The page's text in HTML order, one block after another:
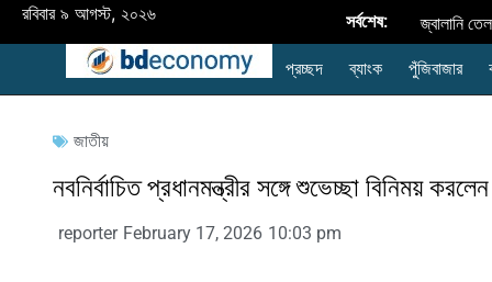
রবিবার ৯ আগস্ট, ২০২৬ সর্বশেষ: জ্বালানি
অর্ধবার্ষিক
কারখানার
প্রচ্ছদ ব্যাংক পুঁজিবাজার
জাতীয়
নবনির্বাচিত প্রধানমন্ত্রীর সঙ্গে শুভেচ্ছা বিনিময়
reporter February 17, 2026 10:03 pm